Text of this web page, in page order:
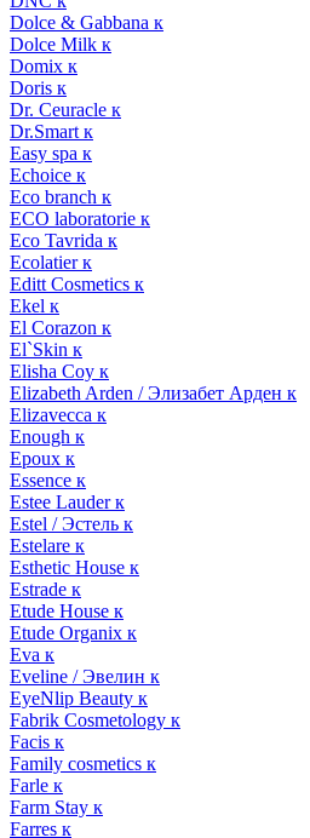
Dolce & Gabbana к
Dolce Milk к
Domix к
Doris к
Dr. Ceuracle к
Dr.Smart к
Easy spa к
Echoice к
Eco branch к
ECO laboratorie к
Eco Tavrida к
Ecolatier к
Editt Cosmetics к
Ekel к
El Corazon к
El`Skin к
Elisha Coy к
Elizabeth Arden / Элизабет Арден к
Elizavecca к
Enough к
Epoux к
Essence к
Estee Lauder к
Estel / Эстель к
Estelare к
Esthetic House к
Estrade к
Etude House к
Etude Organix к
Eva к
Eveline / Эвелин к
EyeNlip Beauty к
Fabrik Cosmetology к
Facis к
Family cosmetics к
Farle к
Farm Stay к
Farres к